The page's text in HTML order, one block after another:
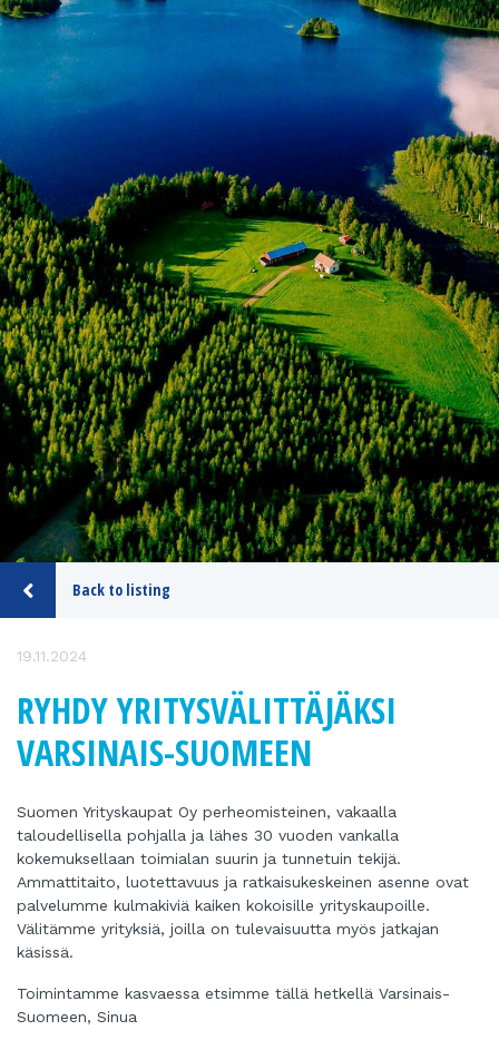
Back to listing
19.11.2024
RYHDY YRITYSVÄLITTÄJÄKSI
VARSINAIS-SUOMEEN
Suomen Yrityskaupat Oy perheomisteinen, vakaalla
taloudellisella pohjalla ja lähes 30 vuoden vankalla
kokemuksellaan toimialan suurin ja tunnetuin tekijä.
Ammattitaito, luotettavuus ja ratkaisukeskeinen asenne ovat
palvelumme kulmakiviä kaiken kokoisille yrityskaupoille.
Välitämme yrityksiä, joilla on tulevaisuutta myös jatkajan
käsissä.
Toimintamme kasvaessa etsimme tällä hetkellä Varsinais-
Suomeen, Sinua